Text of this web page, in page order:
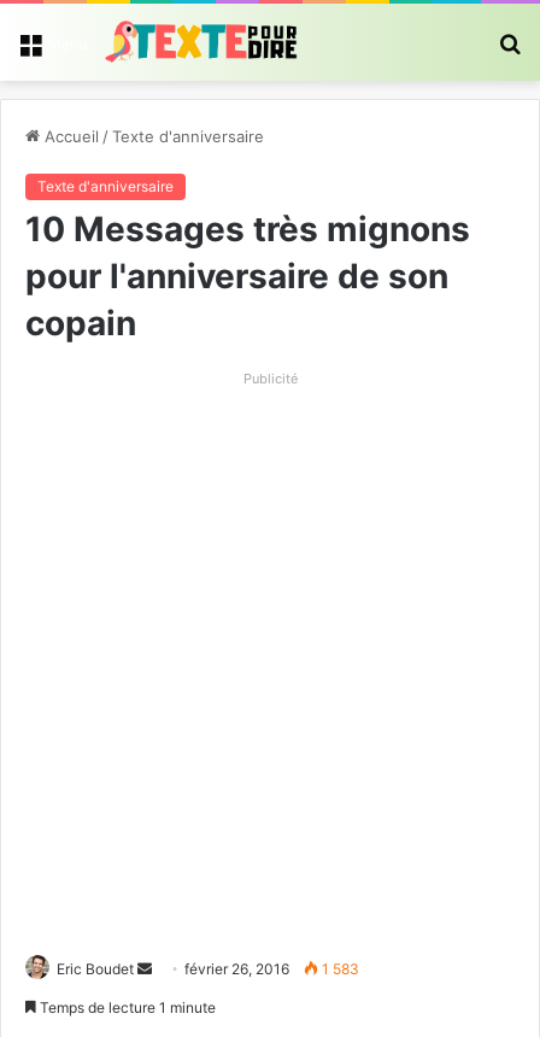
Accueil /Texte d'anniversaire
Texte d'anniversaire
10 Messages très mignons
pour l'anniversaire de son
copain
Publicité
Eric Boudet février 26, 2016 1 583
Temps de lecture 1 minute